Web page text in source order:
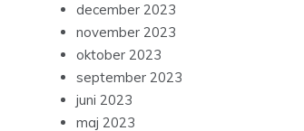
december 2023
november 2023
oktober 2023
september 2023
juni 2023
maj 2023